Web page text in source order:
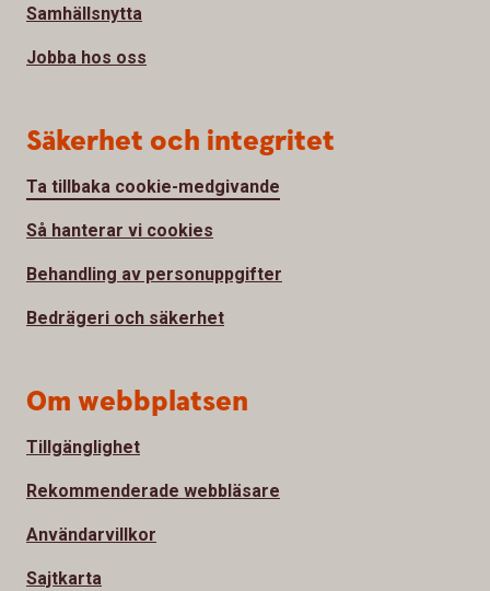
Samhällsnytta
Jobba hos oss
Säkerhet och integritet
Ta tillbaka cookie-medgivande
Så hanterar vi cookies
Behandling av personuppgifter
Bedrägeri och säkerhet
Om webbplatsen
Tillgänglighet
Rekommenderade webbläsare
Användarvillkor
Sajtkarta